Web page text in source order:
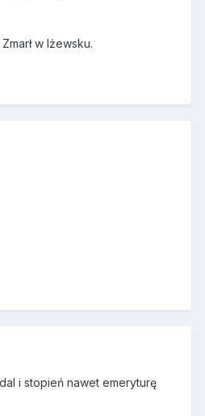
w Iżewsku.
i stopień nawet emeryturę